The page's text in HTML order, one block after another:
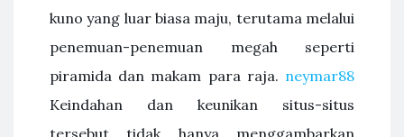
kuno yang luar biasa maju, terutama melalui
penemuan-penemuan megah seperti
piramida dan makam para raja. neymar88
Keindahan dan keunikan situs-situs